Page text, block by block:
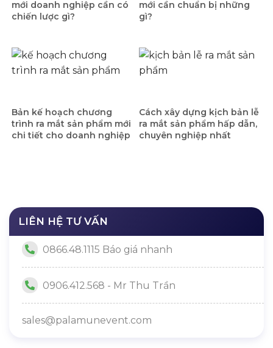
mới doanh nghiệp cần có
chiến lược gì?
mới cần chuẩn bị những
gì?
Bản kế hoạch chương
trình ra mắt sản phẩm mới
chi tiết cho doanh nghiệp
Cách xây dựng kịch bản lễ
ra mắt sản phẩm hấp dẫn,
chuyên nghiệp nhất
LIÊN HỆ TƯ VẤN
0866.48.1115 Báo giá nhanh
0906.412.568 - Mr Thu Trần
sales@palamunevent.com